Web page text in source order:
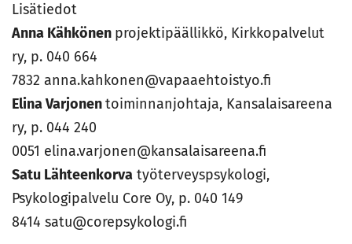
Lisätiedot
Anna Kähkönen projektipäällikkö, Kirkkopalvelut
ry, p. 040 664
7832 anna.kahkonen@vapaaehtoistyo.fi
Elina Varjonentoiminnanjohtaja, Kansalaisareena
ry, p. 044 240
0051 elina.varjonen@kansalaisareena.fi
Satu Lähteenkorva työterveyspsykologi,
Psykologipalvelu Core Oy, p. 040 149
8414 satu@corepsykologi.fi